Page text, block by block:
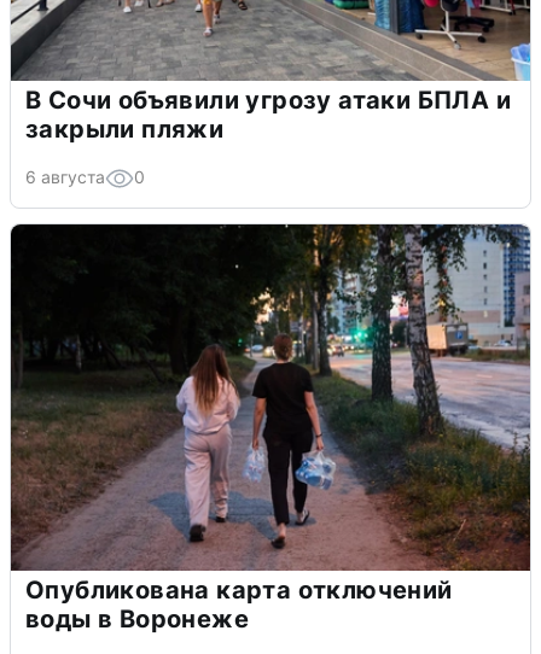
В Сочи объявили угрозу атаки БПЛА и
закрыли пляжи
6 августа 0
Опубликована карта отключений
воды в Воронеже